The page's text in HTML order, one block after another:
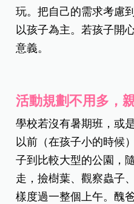
玩。把自己的需求考慮
以孩子為主。若孩子開
意義。
活動規劃不用多，
學校若沒有暑期班，或
以前（在孩子小的時候
子到比較大型的公園，
走，撿樹葉、觀察蟲
樣度過一整個上午。醜